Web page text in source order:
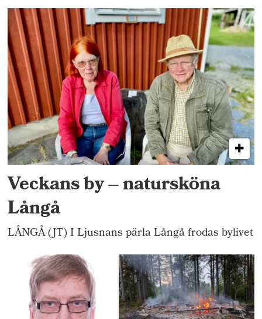
Veckans by – natursköna
Långå
LÅNGÅ (JT) I Ljusnans pärla Långå frodas bylivet